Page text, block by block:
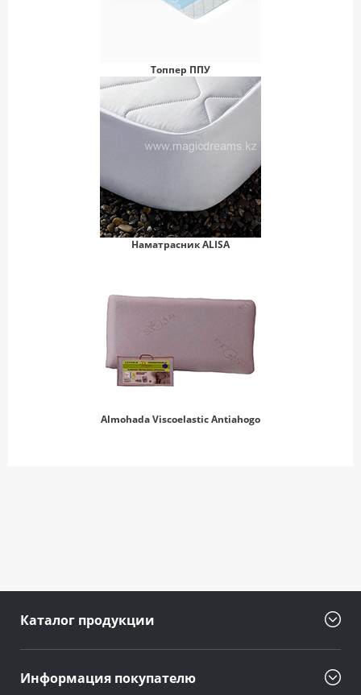
Термостабилен, обладает антисептическим действием. Качество
и длительное время службы гарантируются изговителем
Специальная наволочка из трикожной ткани для матрасов.
Состав 100% хлопок, или смесовый в пропорции 80% синтетик +
Клей для склейки материалов по умолчанию жидкий Saba F2-305
ВЫСОКАЯ адгезия (скрепление) состав: стирол бутадиен
По желанию клиента изготовление День в День быстрая склейка
скрепление) состав синтетический полимер APAO.
Топпер ППУ
Наматрасник ALISA
Almohada Viscoelastic Antiahogo
Каталог продукции
Информация покупателю